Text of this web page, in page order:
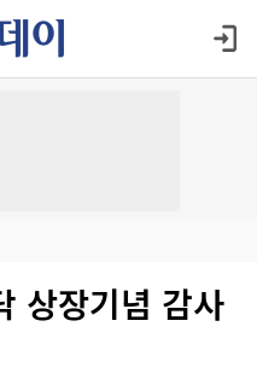
상장기념 감사